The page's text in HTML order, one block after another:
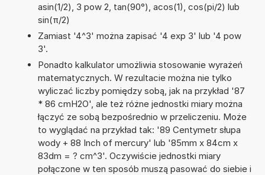
asin(1/2), 3 pow 2, tan(90°), acos(1), cos(pi/2) lub
sin(π/2)
Zamiast '4^3' można zapisać '4 exp 3' lub '4 pow
3'.
Ponadto kalkulator umożliwia stosowanie wyrażeń
matematycznych. W rezultacie można nie tylko
wyliczać liczby pomiędzy sobą, jak na przykład '87
* 86 cmH2O', ale też różne jednostki miary można
łączyć ze sobą bezpośrednio w przeliczeniu. Może
to wyglądać na przykład tak: '89 Centymetr słupa
wody + 88 Inch of mercury' lub '85mm x 84cm x
83dm = ? cm^3'. Oczywiście jednostki miary
połączone w ten sposób muszą pasować do siebie i